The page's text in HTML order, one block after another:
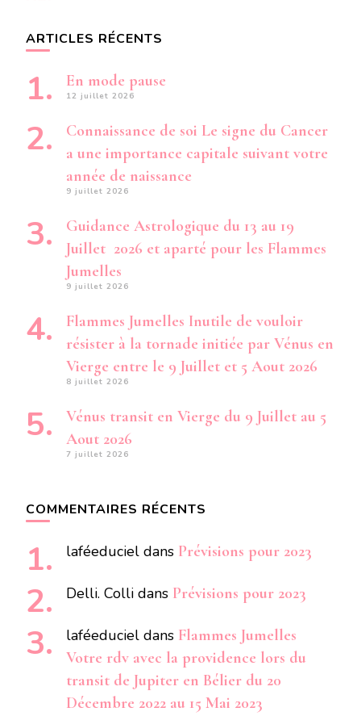
ARTICLES RÉCENTS
En mode pause
12 juillet 2026
Connaissance de soi Le signe du Cancer
a une importance capitale suivant votre
année de naissance
9 juillet 2026
Guidance Astrologique du 13 au 19
Juillet 2026 et aparté pour les Flammes
Jumelles
9 juillet 2026
Flammes Jumelles Inutile de vouloir
résister à la tornade initiée par Vénus en
Vierge entre le 9 Juillet et 5 Aout 2026
8 juillet 2026
Vénus transit en Vierge du 9 Juillet au 5
Aout 2026
7 juillet 2026
COMMENTAIRES RÉCENTS
laféeduciel dans Prévisions pour 2023
Delli. Colli dans Prévisions pour 2023
laféeduciel dans Flammes Jumelles
Votre rdv avec la providence lors du
transit de Jupiter en Bélier du 20
Décembre 2022 au 15 Mai 2023